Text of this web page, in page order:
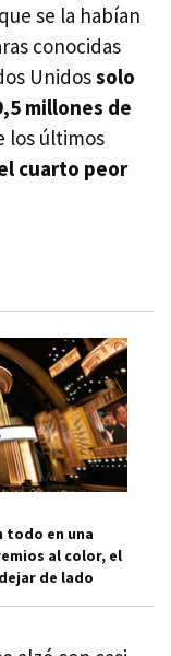
se la habían
conocidas
Unidossolo
millones de
los últimos
cuarto peor
todo en una
al color, el
de lado